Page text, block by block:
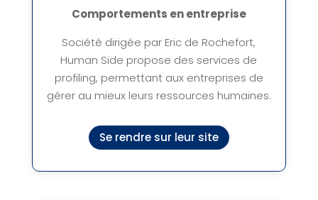
Comportements en entreprise
Société dirigée par Eric de Rochefort,
Human Side propose des services de
profiling, permettant aux entreprises de
gérer au mieux leurs ressources humaines.
Se rendre sur leur site